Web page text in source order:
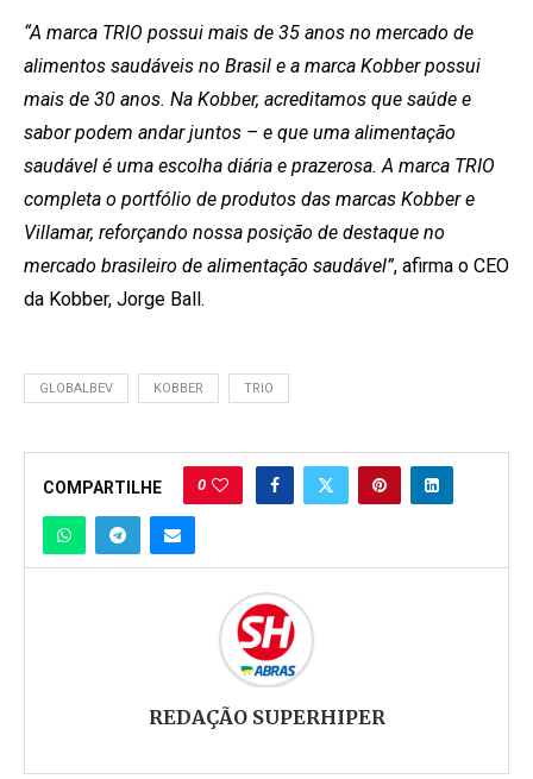
“A marca TRIO possui mais de 35 anos no mercado de
alimentos saudáveis no Brasil e a marca Kobber possui
mais de 30 anos. Na Kobber, acreditamos que saúde e
sabor podem andar juntos – e que uma alimentação
saudável é uma escolha diária e prazerosa. A marca TRIO
completa o portfólio de produtos das marcas Kobber e
Villamar, reforçando nossa posição de destaque no
mercado brasileiro de alimentação saudável”, afirma o CEO
da Kobber, Jorge Ball.
GLOBALBEV KOBBER TRIO
COMPARTILHE 0
REDAÇÃO SUPERHIPER